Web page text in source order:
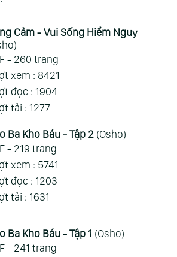
Cảm - Vui Sống Hiểm Nguy
- 260 trang
xem : 8421
đọc : 1904
tải : 1277
Ba Kho Báu - Tập 2(Osho)
- 219 trang
xem : 5741
đọc : 1203
tải : 1631
Ba Kho Báu - Tập 1 (Osho)
- 241 trang